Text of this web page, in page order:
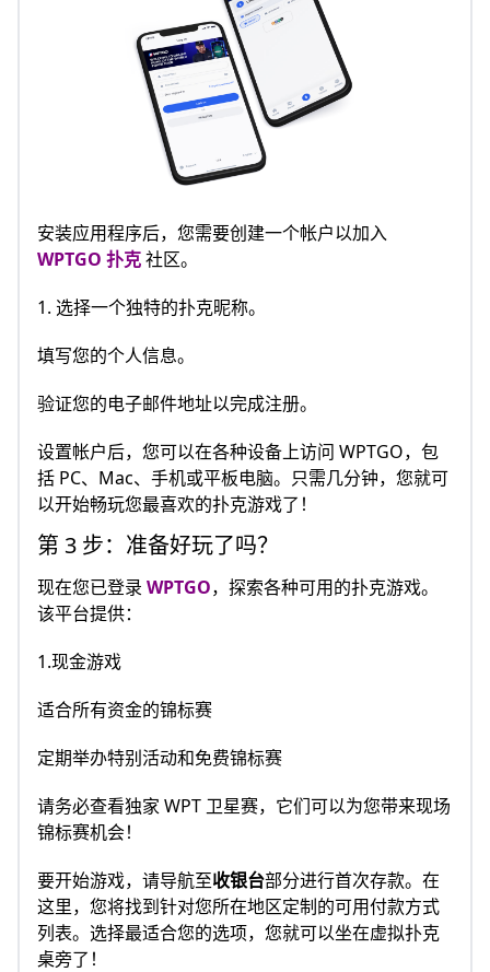
安装应用程序后，您需要创建一个帐户以加入
WPTGO 扑克社区。
1. 选择一个独特的扑克昵称。
填写您的个​​人信息。
验证您的电子邮件地址以完成注册。
设置帐户后，您可以在各种设备上访问 WPTGO，包
括 PC、Mac、手机或平板电脑。只需几分钟，您就可
以开始畅玩您最喜欢的扑克游戏了！
第 3 步：准备好玩了吗？
现在您已登录 WPTGO，探索各种可用的扑克游戏。
该平台提供：
1.现金游戏
适合所有资金的锦标赛
定期举办特别活动和免费锦标赛
请务必查看独家 WPT 卫星赛，它们可以为您带来现场
锦标赛机会！
要开始游戏，请导航至收银台部分进行首次存款。在
这里，您将找到针对您所在地区定制的可用付款方式
列表。选择最适合您的选项，您就可以坐在虚拟扑克
桌旁了！